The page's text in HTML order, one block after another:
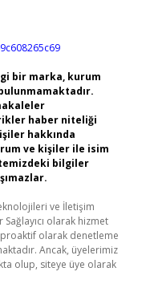
bir marka, kurum
haber niteliği
hakkında
ve kişiler ile isim
bilgiler
ve İletişim
olarak hizmet
olarak denetleme
Ancak, üyelerimiz
olup, siteye üye olarak